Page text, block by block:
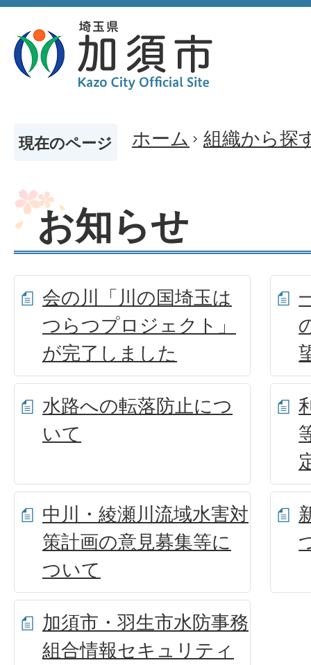
現在のページ ホーム 組織から探
お知らせ
会の川「川の国埼玉は
つらつプロジェクト」
が完了しました
水路への転落防止につ
いて
中川・綾瀬川流域水害対
策計画の意見募集等に
ついて
加須市・羽生市水防事務
組合情報セキュリティ